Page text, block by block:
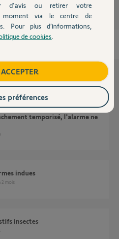
indues
2 mois
insectes
d'avis ou retirer votre
moment via le centre de
Pour plus d’informations,
de cookies
préférences